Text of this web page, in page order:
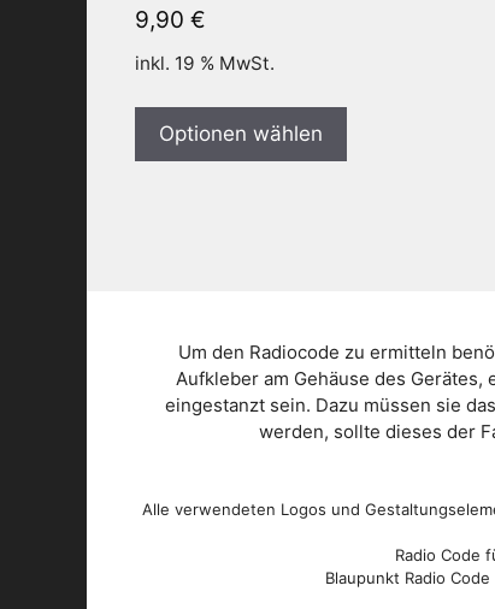
9,90 €
inkl. 19 % MwSt.
Optionen wählen
Um den Radiocode zu ermitteln
Aufkleber am Gehäuse des
eingestanzt sein. Dazu müssen sie
werden, sollte dieses der
Alle verwendeten Logos und
Radio Code
Blaupunkt Radio